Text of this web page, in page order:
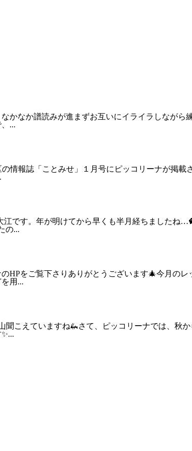
かなか譜読みが進まずお互いにイライラしなが
...
情報誌「ことみせ」１月号にピッコリーナが掲載
です。年が明けてから早くも半月経ちましたね
の...
をご覧下さりありがとうございます🎄今月の
用...
こえていますね🦗さて、ピッコリーナでは、秋